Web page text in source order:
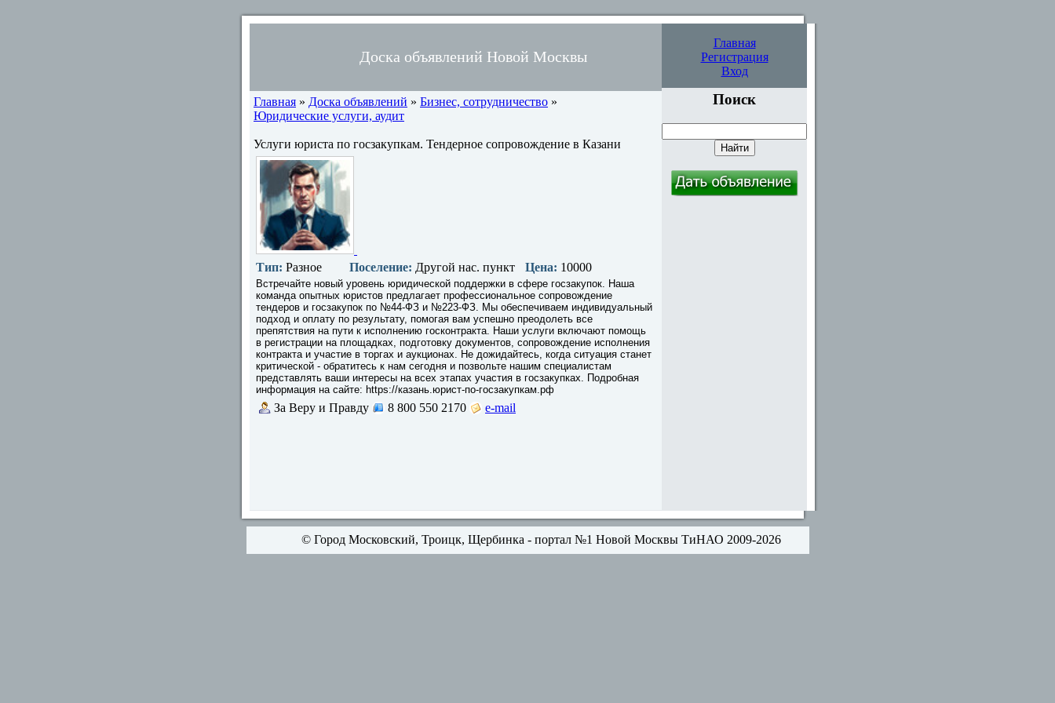
Доска объявлений Новой Москвы
Главная
Регистрация
Вход
Главная » Доска объявлений » Бизнес, сотрудничество »
Юридические услуги, аудит
Услуги юриста по госзакупкам. Тендерное сопровождение в Казани
Тип: Разное Поселение: Другой нас. пункт Цена: 10000
Встречайте новый уровень юридической поддержки в сфере госзакупок. Наша
команда опытных юристов предлагает профессиональное сопровождение
тендеров и госзакупок по №44-ФЗ и №223-ФЗ. Мы обеспечиваем индивидуальный
подход и оплату по результату, помогая вам успешно преодолеть все
препятствия на пути к исполнению госконтракта. Наши услуги включают помощь
в регистрации на площадках, подготовку документов, сопровождение исполнения
контракта и участие в торгах и аукционах. Не дожидайтесь, когда ситуация станет
критической - обратитесь к нам сегодня и позвольте нашим специалистам
представлять ваши интересы на всех этапах участия в госзакупках. Подробная
информация на сайте: https://казань.юрист-по-госзакупкам.рф
За Веру и Правду 8 800 550 2170 e-mail
Поиск
© Город Московский, Троицк, Щербинка - портал №1 Новой Москвы ТиНАО 2009-2026